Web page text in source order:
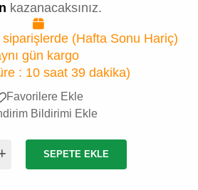
kazanacaksınız.
(Hafta Sonu Hariç)
gün kargo
: 10 saat 39 dakika)
Favorilere Ekle
Bildirimi Ekle
SEPETE EKLE